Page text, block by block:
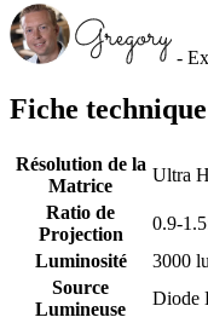
Fiche technique
Résolution de la
Matrice
Ultra
Ratio de
Projection
0.9-
Luminosité
3000
Source
Lumineuse
Diode
-